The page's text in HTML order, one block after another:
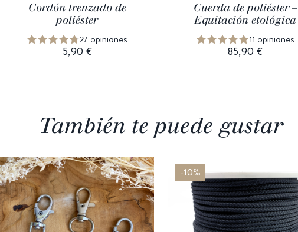
Cordón trenzado de
poliéster
27 opiniones
5,90 €
Cuerda de poliéster –
Equitación etológica
11 opiniones
85,90 €
También te puede gustar
-10%